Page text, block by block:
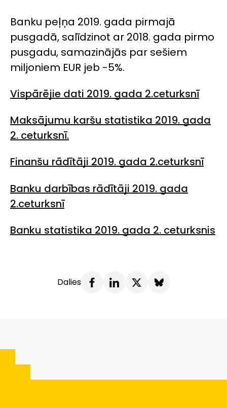
Banku peļņa 2019. gada pirmajā
pusgadā, salīdzinot ar 2018. gada pirmo
pusgadu, samazinājās par sešiem
miljoniem EUR jeb -5%.
Vispārējie dati 2019. gada 2.ceturksnī
Maksājumu karšu statistika 2019. gada
2. ceturksnī.
Finanšu rādītāji 2019. gada 2.ceturksnī
Banku darbības rādītāji 2019. gada
2.ceturksnī
Banku statistika 2019. gada 2. ceturksnis
Dalies